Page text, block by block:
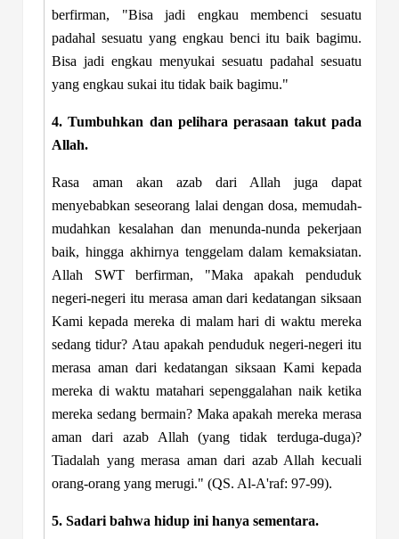
berfirman, "Bisa jadi engkau membenci sesuatu
padahal sesuatu yang engkau benci itu baik bagimu.
Bisa jadi engkau menyukai sesuatu padahal sesuatu
yang engkau sukai itu tidak baik bagimu."
4. Tumbuhkan dan pelihara perasaan takut pada
Allah.
Rasa aman akan azab dari Allah juga dapat
menyebabkan seseorang lalai dengan dosa, memudah-
mudahkan kesalahan dan menunda-nunda pekerjaan
baik, hingga akhirnya tenggelam dalam kemaksiatan.
Allah SWT berfirman, "Maka apakah penduduk
negeri-negeri itu merasa aman dari kedatangan siksaan
Kami kepada mereka di malam hari di waktu mereka
sedang tidur? Atau apakah penduduk negeri-negeri itu
merasa aman dari kedatangan siksaan Kami kepada
mereka di waktu matahari sepenggalahan naik ketika
mereka sedang bermain? Maka apakah mereka merasa
aman dari azab Allah (yang tidak terduga-duga)?
Tiadalah yang merasa aman dari azab Allah kecuali
orang-orang yang merugi." (QS. Al-A'raf: 97-99).
5. Sadari bahwa hidup ini hanya sementara.